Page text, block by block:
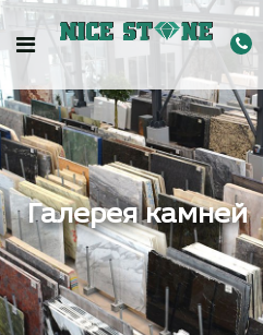
Галерея камней